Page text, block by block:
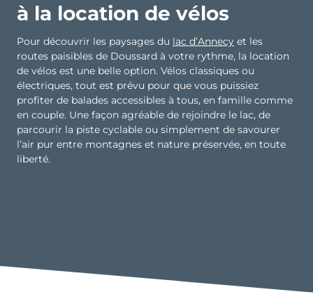
à la location de vélos
Pour découvrir les paysages du lac d’Annecy et les
routes paisibles de Doussard à votre rythme, la location
de vélos est une belle option. Vélos classiques ou
électriques, tout est prévu pour que vous puissiez
profiter de balades accessibles à tous, en famille comme
en couple. Une façon agréable de rejoindre le lac, de
parcourir la piste cyclable ou simplement de savourer
l’air pur entre montagnes et nature préservée, en toute
liberté.